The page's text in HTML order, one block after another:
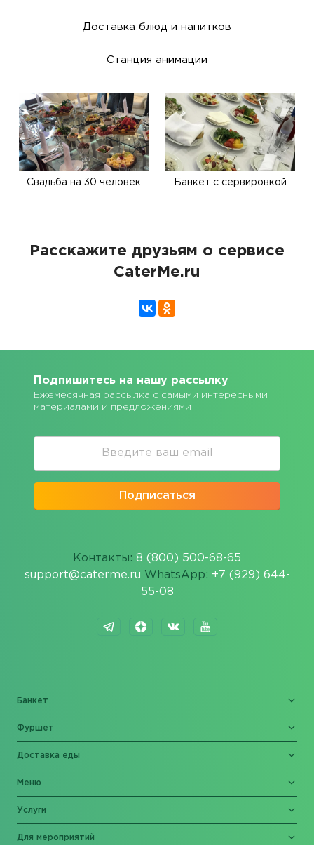
Доставка блюд и напитков
Станция анимации
Свадьба на 30 человек Банкет с сервировкой
Расскажите друзьям о сервисе
CaterMe.ru
Подпишитесь на нашу рассылку
Ежемесячная рассылка с самыми интересными
материалами и предложениями
Подписаться
Контакты: 8 (800) 500-68-65
support@caterme.ru WhatsApp: +7 (929) 644-
55-08
Банкет
Фуршет
Доставка еды
Меню
Услуги
Для мероприятий